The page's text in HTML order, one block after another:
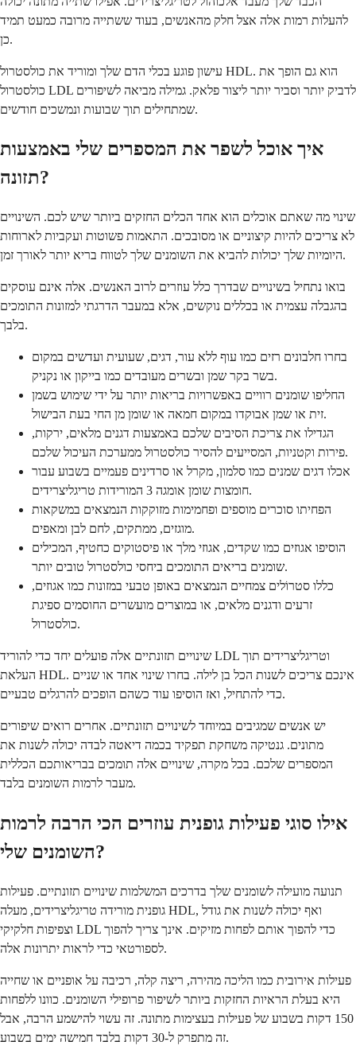
להעלות רמות אלה אצל חלק מהאנשים, בעוד ששתייה מרובה כמעט תמיד
כן.
עישון פוגע בכלי הדם שלך ומוריד את כולסטרול HDL. הוא גם הופך את
כולסטרול LDL לדביק יותר וסביר יותר ליצור פלאק. גמילה מביאה לשיפורים
שמתחילים תוך שבועות ונמשכים חודשים.
איך אוכל לשפר את המספרים שלי באמצעות
תזונה?
שינוי מה שאתם אוכלים הוא אחד הכלים החזקים ביותר שיש לכם. השינויים
לא צריכים להיות קיצוניים או מסובכים. התאמות פשוטות ועקביות לארוחות
היומיות שלך יכולות להביא את השומנים שלך לטווח בריא יותר לאורך זמן.
בואו נתחיל בשינויים שבדרך כלל עוזרים לרוב האנשים. אלה אינם עוסקים
בהגבלה עצמית או בכללים נוקשים, אלא במעבר הדרגתי למזונות התומכים
בלבך.
בחרו חלבונים רזים כמו עוף ללא עור, דגים, שעועית ועדשים במקום
בשר בקר שמן ובשרים מעובדים כמו בייקון או נקניק.
החליפו שומנים רוויים באפשרויות בריאות יותר על ידי שימוש בשמן
זית או שמן אבוקדו במקום חמאה או שומן מן החי בעת הבישול.
הגדילו את צריכת הסיבים שלכם באמצעות דגנים מלאים, ירקות,
פירות וקטניות, המסייעים להסיר כולסטרול ממערכת העיכול שלכם.
אכלו דגים שמנים כמו סלמון, מקרל או סרדינים פעמיים בשבוע עבור
חומצות שומן אומגה 3 המורידות טריגליצרידים.
הפחיתו סוכרים מוספים ופחמימות מזוקקות הנמצאים במשקאות
מוגזים, ממתקים, לחם לבן ומאפים.
הוסיפו אגוזים כמו שקדים, אגוזי מלך או פיסטוקים כחטיף, המכילים
שומנים בריאים התומכים ביחסי כולסטרול טובים יותר.
כללו סטרוֹלים צמחיים הנמצאים באופן טבעי במזונות כמו אגוזים,
זרעים ודגנים מלאים, או במוצרים מועשרים החוסמים ספיגת
כולסטרול.
שינויים תזונתיים אלה פועלים יחד כדי להוריד LDL וטריגליצרידים תוך
העלאת HDL. אינכם צריכים לשנות הכל בן לילה. בחרו שינוי אחד או שניים
כדי להתחיל, ואז הוסיפו עוד כשהם הופכים להרגלים טבעיים.
יש אנשים שמגיבים במיוחד לשינויים תזונתיים. אחרים רואים שיפורים
מתונים. גנטיקה משחקת תפקיד בכמה דיאטה לבדה יכולה לשנות את
המספרים שלכם. בכל מקרה, שינויים אלה תומכים בבריאותכם הכללית
מעבר לרמות השומנים בלבד.
אילו סוגי פעילות גופנית עוזרים הכי הרבה לרמות
השומנים שלי?
תנועה מועילה לשומנים שלך בדרכים המשלמות שינויים תזונתיים. פעילות
גופנית מורידה טריגליצרידים, מעלה HDL, ואף יכולה לשנות את גודל
וצפיפות חלקיקי LDL כדי להפוך אותם לפחות מזיקים. אינך צריך להפוך
לספורטאי כדי לראות יתרונות אלה.
פעילות אירובית כמו הליכה מהירה, ריצה קלה, רכיבה על אופניים או שחייה
היא בעלת הראיות החזקות ביותר לשיפור פרופילי השומנים. כוונו ללפחות
150 דקות בשבוע של פעילות בעצימות מתונה. זה עשוי להישמע הרבה, אבל
זה מתפרק ל-30 דקות בלבד חמישה ימים בשבוע.